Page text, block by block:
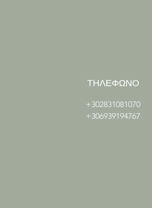
ΤΗΛΕΦΩΝΟ
+302831081070
+306939194767